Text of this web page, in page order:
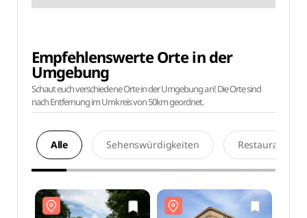
Empfehlenswerte Orte in der
Umgebung
Schaut euch verschiedene Orte in der Umgebung an! Die Orte sind
nach Entfernung im Umkreis von 50km geordnet.
Alle Sehenswürdigkeiten Restaurants